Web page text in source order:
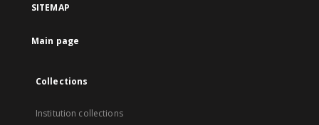
SITEMAP
Main page
Collections
Institution collections